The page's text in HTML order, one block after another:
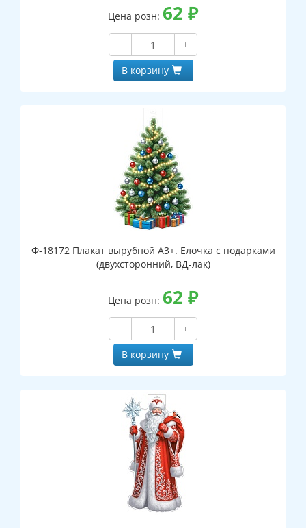
Цена розн: 62 ₽
−
+
В корзину
Ф-18172 Плакат вырубной А3+. Елочка с подарками
(двухсторонний, ВД-лак)
Цена розн: 62 ₽
−
+
В корзину